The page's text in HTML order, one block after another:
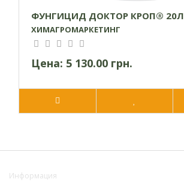
ФУНГИЦИД ДОКТОР КРОП® 20Л
ХИМАГРОМАРКЕТИНГ
Цена: 5 130.00 грн.
Информация